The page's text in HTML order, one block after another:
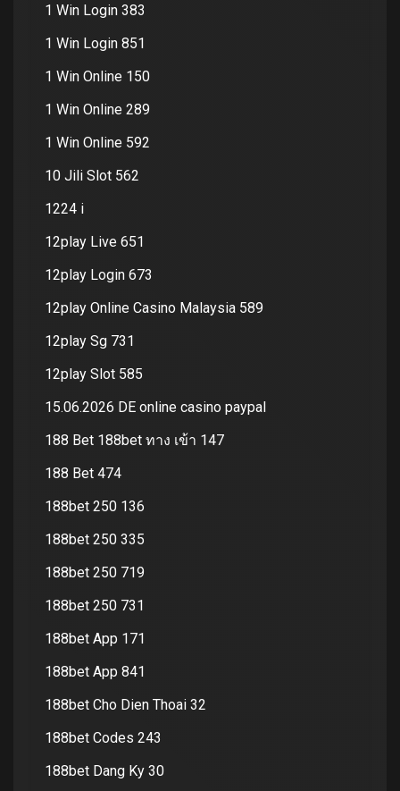
1 Win Login 383
1 Win Login 851
1 Win Online 150
1 Win Online 289
1 Win Online 592
10 Jili Slot 562
1224 i
12play Live 651
12play Login 673
12play Online Casino Malaysia 589
12play Sg 731
12play Slot 585
15.06.2026 DE online casino paypal
188 Bet 188bet ทาง เข้า 147
188 Bet 474
188bet 250 136
188bet 250 335
188bet 250 719
188bet 250 731
188bet App 171
188bet App 841
188bet Cho Dien Thoai 32
188bet Codes 243
188bet Dang Ky 30